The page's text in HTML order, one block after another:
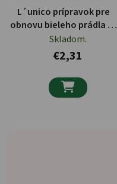
L´unico prípravok pre
obnovu bieleho prádla 12
ks
Skladom.
€2,31
